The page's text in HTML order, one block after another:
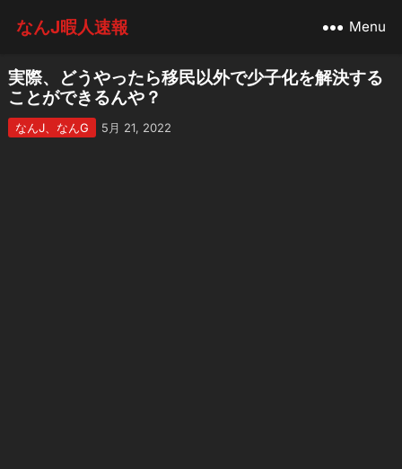
なんJ暇人速報 Menu
実際、どうやったら移民以外で少子化を解決する
ことができるんや？
なんJ、なんG 5月 21, 2022